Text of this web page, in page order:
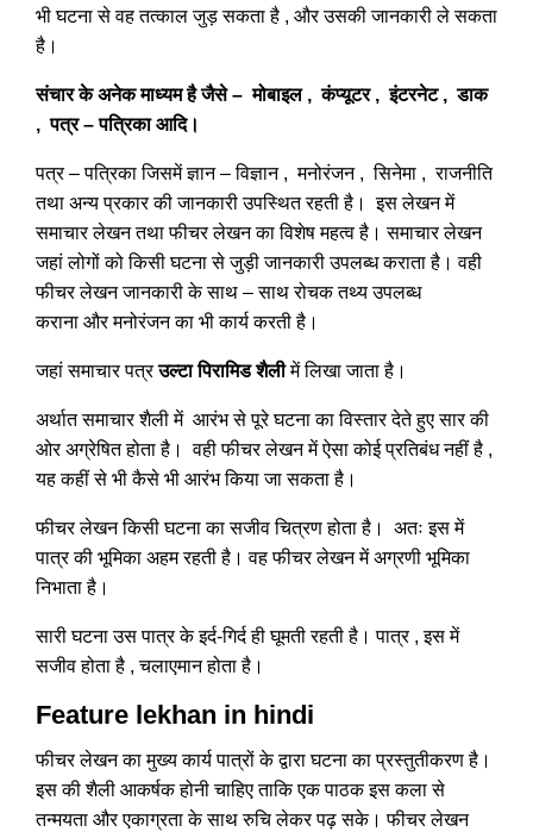
भी घटना से वह तत्काल जुड़ सकता है , और उसकी जानकारी ले सकता
है।
संचार के अनेक माध्यम है जैसे – मोबाइल , कंप्यूटर , इंटरनेट , डाक
, पत्र – पत्रिका आदि।
पत्र – पत्रिका जिसमें ज्ञान – विज्ञान , मनोरंजन , सिनेमा , राजनीति
तथा अन्य प्रकार की जानकारी उपस्थित रहती है। इस लेखन में
समाचार लेखन तथा फीचर लेखन का विशेष महत्व है। समाचार लेखन
जहां लोगों को किसी घटना से जुड़ी जानकारी उपलब्ध कराता है। वही
फीचर लेखन जानकारी के साथ – साथ रोचक तथ्य उपलब्ध
कराना और मनोरंजन का भी कार्य करती है।
जहां समाचार पत्रउल्टा पिरामिड शैलीमें लिखा जाता है।
अर्थात समाचार शैली में आरंभ से पूरे घटना का विस्तार देते हुए सार की
ओर अग्रेषित होता है। वही फीचर लेखन में ऐसा कोई प्रतिबंध नहीं है ,
यह कहीं से भी कैसे भी आरंभ किया जा सकता है।
फीचर लेखन किसी घटना का सजीव चित्रण होता है। अतः इस में
पात्र की भूमिका अहम रहती है। वह फीचर लेखन में अग्रणी भूमिका
निभाता है।
सारी घटना उस पात्र के इर्द-गिर्द ही घूमती रहती है। पात्र , इस में
सजीव होता है , चलाएमान होता है।
Feature lekhan in hindi
फीचर लेखन का मुख्य कार्य पात्रों के द्वारा घटना का प्रस्तुतीकरण है।
इस की शैली आकर्षक होनी चाहिए ताकि एक पाठक इस कला से
तन्मयता और एकाग्रता के साथ रुचि लेकर पढ़ सके। फीचर लेखन